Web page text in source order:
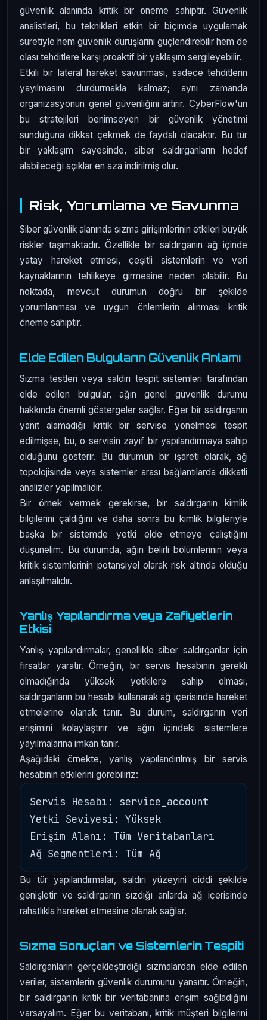
güvenlik alanında kritik bir öneme sahiptir. Güvenlik
analistleri, bu teknikleri etkin bir biçimde uygulamak
suretiyle hem güvenlik duruşlarını güçlendirebilir hem de
olası tehditlere karşı proaktif bir yaklaşım sergileyebilir.
Etkili bir lateral hareket savunması, sadece tehditlerin
yayılmasını durdurmakla kalmaz; aynı zamanda
organizasyonun genel güvenliğini artırır. CyberFlow'un
bu stratejileri benimseyen bir güvenlik yönetimi
sunduğuna dikkat çekmek de faydalı olacaktır. Bu tür
bir yaklaşım sayesinde, siber saldırganların hedef
alabileceği açıklar en aza indirilmiş olur.
Risk, Yorumlama ve Savunma
Siber güvenlik alanında sızma girişimlerinin etkileri büyük
riskler taşımaktadır. Özellikle bir saldırganın ağ içinde
yatay hareket etmesi, çeşitli sistemlerin ve veri
kaynaklarının tehlikeye girmesine neden olabilir. Bu
noktada, mevcut durumun doğru bir şekilde
yorumlanması ve uygun önlemlerin alınması kritik
öneme sahiptir.
Elde Edilen Bulguların Güvenlik Anlamı
Sızma testleri veya saldırı tespit sistemleri tarafından
elde edilen bulgular, ağın genel güvenlik durumu
hakkında önemli göstergeler sağlar. Eğer bir saldırganın
yanıt alamadığı kritik bir servise yönelmesi tespit
edilmişse, bu, o servisin zayıf bir yapılandırmaya sahip
olduğunu gösterir. Bu durumun bir işareti olarak, ağ
topolojisinde veya sistemler arası bağlantılarda dikkatli
analizler yapılmalıdır.
Bir örnek vermek gerekirse, bir saldırganın kimlik
bilgilerini çaldığını ve daha sonra bu kimlik bilgileriyle
başka bir sistemde yetki elde etmeye çalıştığını
düşünelim. Bu durumda, ağın belirli bölümlerinin veya
kritik sistemlerinin potansiyel olarak risk altında olduğu
anlaşılmalıdır.
Yanlış Yapılandırma veya Zafiyetlerin
Etkisi
Yanlış yapılandırmalar, genellikle siber saldırganlar için
fırsatlar yaratır. Örneğin, bir servis hesabının gerekli
olmadığında yüksek yetkilere sahip olması,
saldırganların bu hesabı kullanarak ağ içerisinde hareket
etmelerine olanak tanır. Bu durum, saldırganın veri
erişimini kolaylaştırır ve ağın içindeki sistemlere
yayılmalarına imkan tanır.
Aşağıdaki örnekte, yanlış yapılandırılmış bir servis
hesabının etkilerini görebiliriz:
Servis Hesabı: service_account
Yetki Seviyesi: Yüksek
Erişim Alanı: Tüm Veritabanları
Bu tür yapılandırmalar, saldırı yüzeyini ciddi şekilde
genişletir ve saldırganın sızdığı anlarda ağ içerisinde
rahatlıkla hareket etmesine olanak sağlar.
Sızma Sonuçları ve Sistemlerin Tespiti
Saldırganların gerçekleştirdiği sızmalardan elde edilen
veriler, sistemlerin güvenlik durumunu yansıtır. Örneğin,
bir saldırganın kritik bir veritabanına erişim sağladığını
varsayalım. Eğer bu veritabanı, kritik müşteri bilgilerini